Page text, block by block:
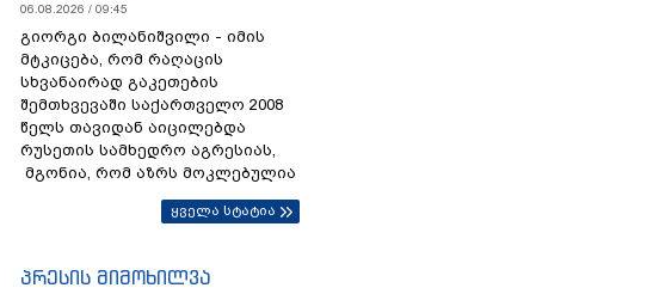
06.08.2026 / 09:45
გიორგი ბილანიშვილი - იმის
მტკიცება, რომ რაღაცის
სხვანაირად გაკეთების
შემთხვევაში საქართველო 2008
წელს თავიდან აიცილებდა
რუსეთის სამხედრო აგრესიას,
მგონია, რომ აზრს მოკლებულია
ყველა სტატია
პრესის მიმოხილვა